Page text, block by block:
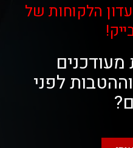
הלקוחות של
מעודכנים
לפני